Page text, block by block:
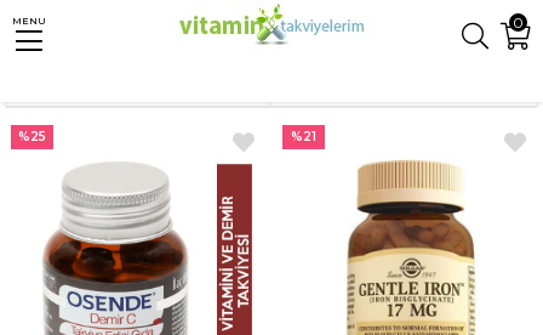
0
MENU
Anasayfa Demir
%25 %21